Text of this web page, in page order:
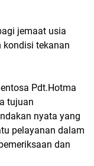
jemaat usia
kondisi tekanan
Pdt.Hotma
tujuan
nyata yang
pelayanan dalam
dan